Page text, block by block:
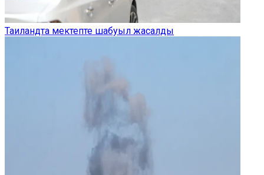
Таиландта мектепте шабуыл жасалды